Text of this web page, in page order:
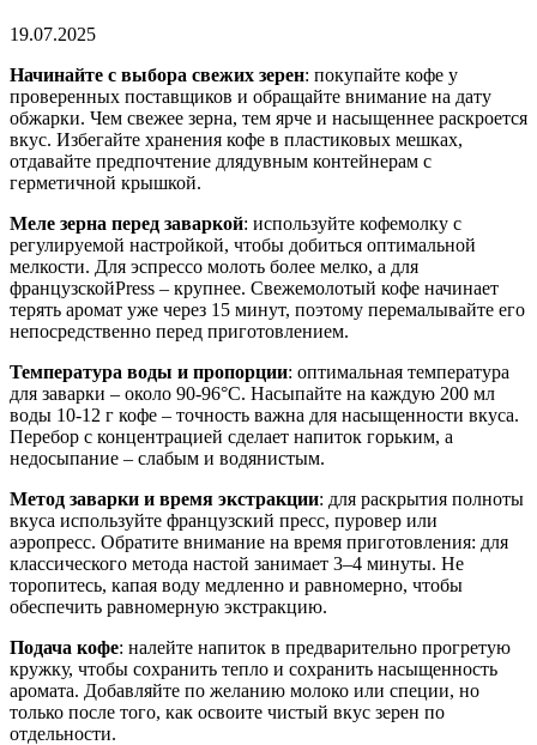
19.07.2025
Начинайте с выбора свежих зерен: покупайте кофе у
проверенных поставщиков и обращайте внимание на дату
обжарки. Чем свежее зерна, тем ярче и насыщеннее раскроется
вкус. Избегайте хранения кофе в пластиковых мешках,
отдавайте предпочтение длядувным контейнерам с
герметичной крышкой.
Меле зерна перед заваркой: используйте кофемолку с
регулируемой настройкой, чтобы добиться оптимальной
мелкости. Для эспрессо молоть более мелко, а для
французскойPress – крупнее. Свежемолотый кофе начинает
терять аромат уже через 15 минут, поэтому перемалывайте его
непосредственно перед приготовлением.
Температура воды и пропорции: оптимальная температура
для заварки – около 90-96°C. Насыпайте на каждую 200 мл
воды 10-12 г кофе – точность важна для насыщенности вкуса.
Перебор с концентрацией сделает напиток горьким, а
недосыпание – слабым и водянистым.
Метод заварки и время экстракции: для раскрытия полноты
вкуса используйте французский пресс, пуровер или
аэропресс. Обратите внимание на время приготовления: для
классического метода настой занимает 3–4 минуты. Не
торопитесь, капая воду медленно и равномерно, чтобы
обеспечить равномерную экстракцию.
Подача кофе: налейте напиток в предварительно прогретую
кружку, чтобы сохранить тепло и сохранить насыщенность
аромата. Добавляйте по желанию молоко или специи, но
только после того, как освоите чистый вкус зерен по
отдельности.